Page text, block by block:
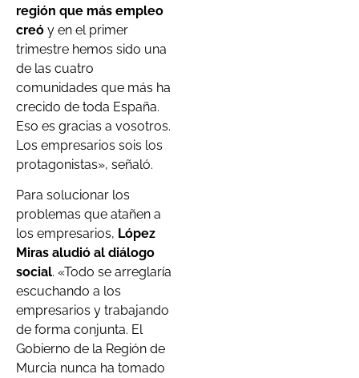
región que más empleo
creó y en el primer
trimestre hemos sido una
de las cuatro
comunidades que más ha
crecido de toda España.
Eso es gracias a vosotros.
Los empresarios sois los
protagonistas», señaló.
Para solucionar los
problemas que atañen a
los empresarios, López
Miras aludió al diálogo
social. «Todo se arreglaría
escuchando a los
empresarios y trabajando
de forma conjunta. El
Gobierno de la Región de
Murcia nunca ha tomado